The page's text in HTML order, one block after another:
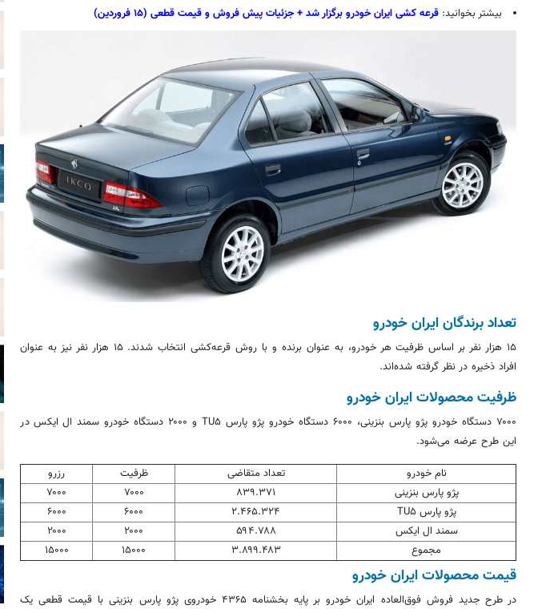
بیشتر بخوانید: قرعه کشی ایران خودرو برگزار شد + جزئیات پیش فروش و قیمت قطعی (۱۵ فروردین)
تعداد برندگان ایران خودرو
۱۵ هزار نفر بر اساس
ظرفیت هر خودرو، به عنوان برنده و با روش قرعه‌کشی انتخاب شدند. ۱۵ هزار نفر نیز به عنوان
افراد ذخیره در نظر گرفته شده‌اند.
ظرفیت محصولات ایران خودرو
۷۰۰۰ دستگاه خودرو پژو پارس بنزینی، ۶۰۰۰ دستگاه خودرو پژو پارس TU۵ و ۲۰۰۰ دستگاه خودرو سمند ال ایکس در
این طرح عرضه می‌شود.
نام خودرو
تعداد متقاضی ظرفیت
رزرو
پژو پارس بنزینی
۸۳۹.۳۷۱ ۷۰۰۰
۷۰۰۰
پژو پارس TU۵
۲.۴۶۵.۳۲۴ ۶۰۰۰
۶۰۰۰
سمند ال ایکس ۵۹۴.۷۸۸ ۲۰۰۰
۲۰۰۰
مجموع
۳.۸۹۹.۴۸۳ ۱۵۰۰۰ ۱۵۰۰۰
قیمت محصولات ایران خودرو
در طرح جدید فروش فوق‌العاده ایران خودرو بر پایه بخشنامه ۴۳۶۵ خودروی پژو پارس بنزینی با قیمت قطعی یک